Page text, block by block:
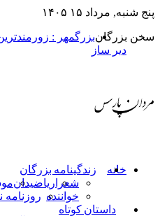
پنج شنبه, مرداد ۱۵ ۱۴۰۵
سخن بزرگانبزرگمهر :
دیر ساز
خانه زندگینامه بزرگان
شعرا ریاضیدان
خواننده روزنامه
داستان کوتاه